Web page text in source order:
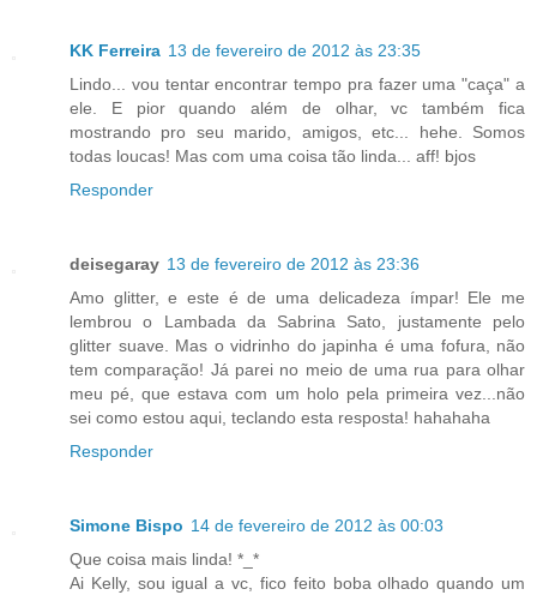
KK Ferreira 13 de fevereiro de 2012 às 23:35
Lindo... vou tentar encontrar tempo pra fazer uma "caça" a
ele. E pior quando além de olhar, vc também fica
mostrando pro seu marido, amigos, etc... hehe. Somos
todas loucas! Mas com uma coisa tão linda... aff! bjos
Responder
deisegaray 13 de fevereiro de 2012 às 23:36
Amo glitter, e este é de uma delicadeza ímpar! Ele me
lembrou o Lambada da Sabrina Sato, justamente pelo
glitter suave. Mas o vidrinho do japinha é uma fofura, não
tem comparação! Já parei no meio de uma rua para olhar
meu pé, que estava com um holo pela primeira vez...não
sei como estou aqui, teclando esta resposta! hahahaha
Responder
Simone Bispo 14 de fevereiro de 2012 às 00:03
Que coisa mais linda! *_*
Ai Kelly, sou igual a vc, fico feito boba olhado quando um